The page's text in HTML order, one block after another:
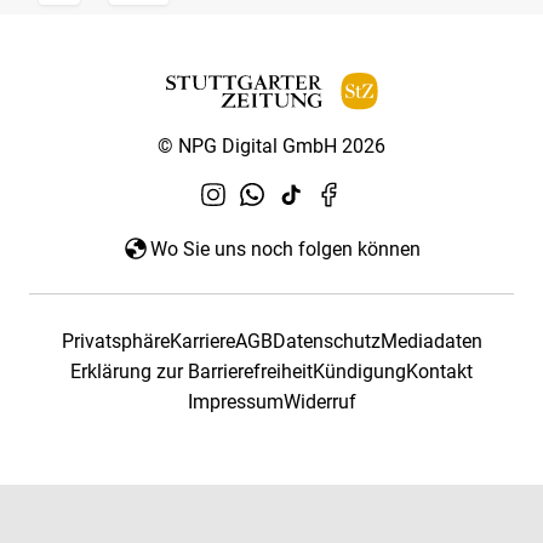
© NPG Digital GmbH 2026
Wo Sie uns noch folgen können
PrivatsphäreKarriereAGBDatenschutzMediadaten
Erklärung zur BarrierefreiheitKündigungKontakt
ImpressumWiderruf